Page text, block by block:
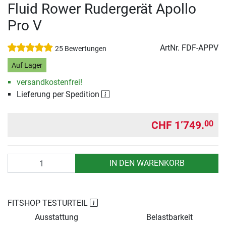
Fluid Rower Rudergerät Apollo
Pro V
25 Bewertungen ArtNr. FDF-APPV
Auf Lager
versandkostenfrei!
Lieferung per Spedition
CHF 1’749.00
IN DEN WARENKORB
FITSHOP TESTURTEIL
Ausstattung
Belastbarkeit